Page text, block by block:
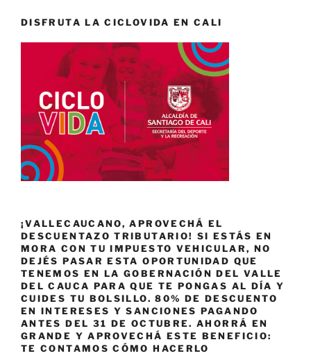
DISFRUTA LA CICLOVIDA EN CALI
¡VALLECAUCANO, APROVECHÁ EL
DESCUENTAZO TRIBUTARIO! SI ESTÁS EN
MORA CON TU IMPUESTO VEHICULAR, NO
DEJÉS PASAR ESTA OPORTUNIDAD QUE
TENEMOS EN LA GOBERNACIÓN DEL VALLE
DEL CAUCA PARA QUE TE PONGAS AL DÍA Y
CUIDES TU BOLSILLO. 80% DE DESCUENTO
EN INTERESES Y SANCIONES PAGANDO
ANTES DEL 31 DE OCTUBRE. AHORRÁ EN
GRANDE Y APROVECHÁ ESTE BENEFICIO:
TE CONTAMOS CÓMO HACERLO